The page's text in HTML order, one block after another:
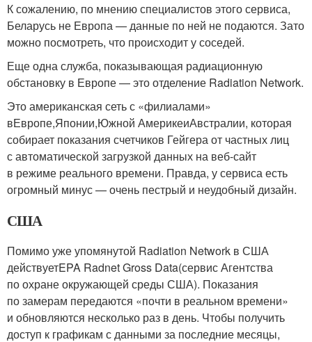
К сожалению, по мнению специалистов этого сервиса,
Беларусь не Европа — данные по ней не подаются. Зато
можно посмотреть, что происходит у соседей.
Еще одна служба, показывающая радиационную
обстановку в Европе — это отделение Radiation Network.
Это американская сеть с «филиалами»
вЕвропе,Японии,Южной АмерикеиАвстралии, которая
собирает показания счетчиков Гейгера от частных лиц
с автоматической загрузкой данных на веб-сайт
в режиме реального времени. Правда, у сервиса есть
огромный минус — очень пестрый и неудобный дизайн.
США
Помимо уже упомянутой Radiation Network в США
действуетEPA Radnet Gross Data(сервис Агентства
по охране окружающей среды США). Показания
по замерам передаются «почти в реальном времени»
и обновляются несколько раз в день. Чтобы получить
доступ к графикам с данными за последние месяцы,